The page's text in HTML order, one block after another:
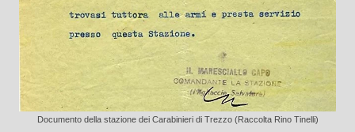
Documento della stazione dei Carabinieri di Trezzo (Raccolta Rino Tinelli)